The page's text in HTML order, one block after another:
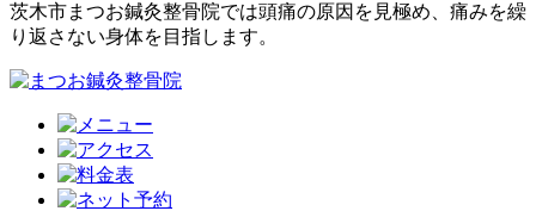
茨木市まつお鍼灸整骨院では頭痛の原因を見極め、痛みを繰
り返さない身体を目指します。